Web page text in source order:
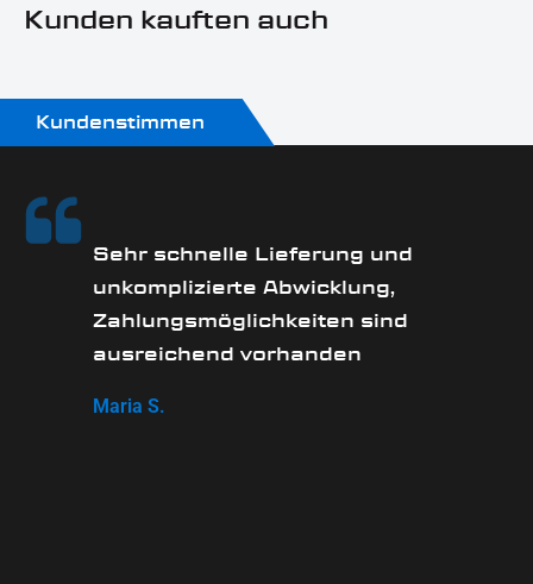
Kunden kauften auch
Kundenstimmen
Sehr schnelle Lieferung und
unkomplizierte Abwicklung,
Zahlungsmöglichkeiten sind
ausreichend vorhanden
Maria S.